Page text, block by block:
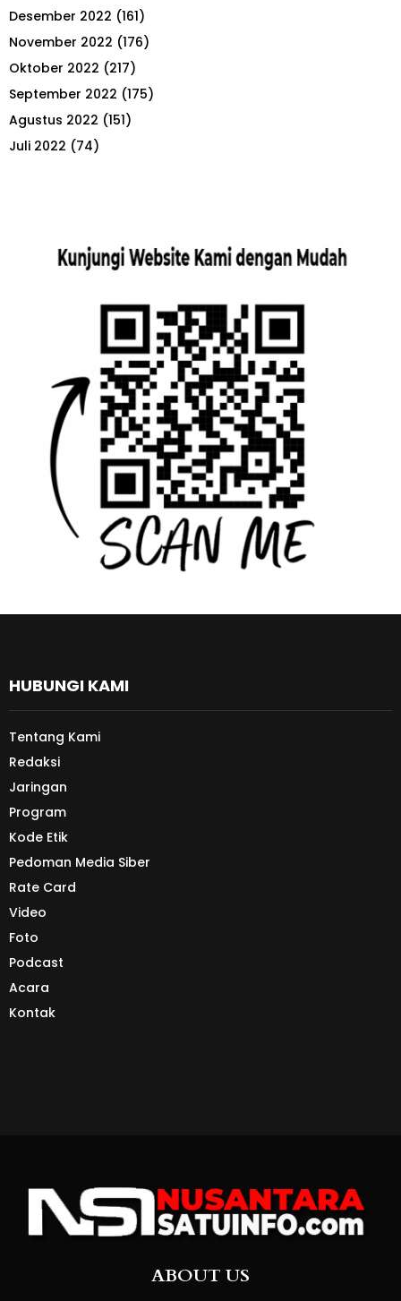
Desember 2022 (161)
November 2022 (176)
Oktober 2022 (217)
September 2022 (175)
Agustus 2022 (151)
Juli 2022 (74)
HUBUNGI KAMI
Tentang Kami
Redaksi
Jaringan
Program
Kode Etik
Pedoman Media Siber
Rate Card
Video
Foto
Podcast
Acara
Kontak
ABOUT US